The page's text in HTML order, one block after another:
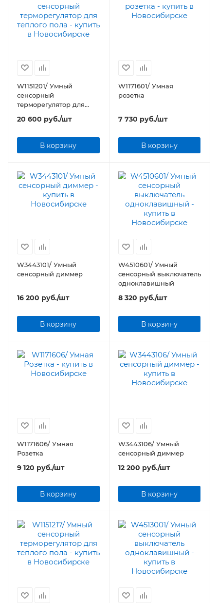
W1151201/ Умный
сенсорный
терморегулятор для
20 600 руб./шт
В корзину
W1171601/ Умная
розетка
7 730 руб./шт
В корзину
W3443101/ Умный
сенсорный диммер
16 200 руб./шт
В корзину
W4510601/ Умный
сенсорный выключатель
одноклавишный
8 320 руб./шт
В корзину
W1171606/ Умная
Розетка
9 120 руб./шт
В корзину
W3443106/ Умный
сенсорный диммер
12 200 руб./шт
В корзину